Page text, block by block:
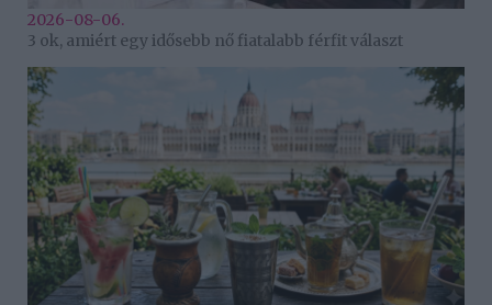
2026-08-06.
3 ok, amiért egy idősebb nő fiatalabb férfit választ